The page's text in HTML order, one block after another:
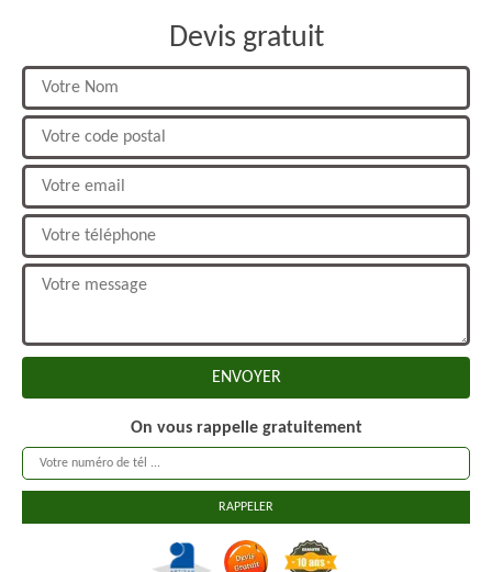
Devis gratuit
On vous rappelle gratuitement